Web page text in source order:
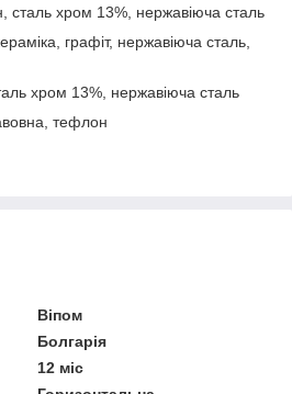
сталь хром 13%, нержавіюча сталь
графіт, нержавіюча сталь,
хром 13%, нержавіюча сталь
тефлон
Віпом
Болгарія
12 міс